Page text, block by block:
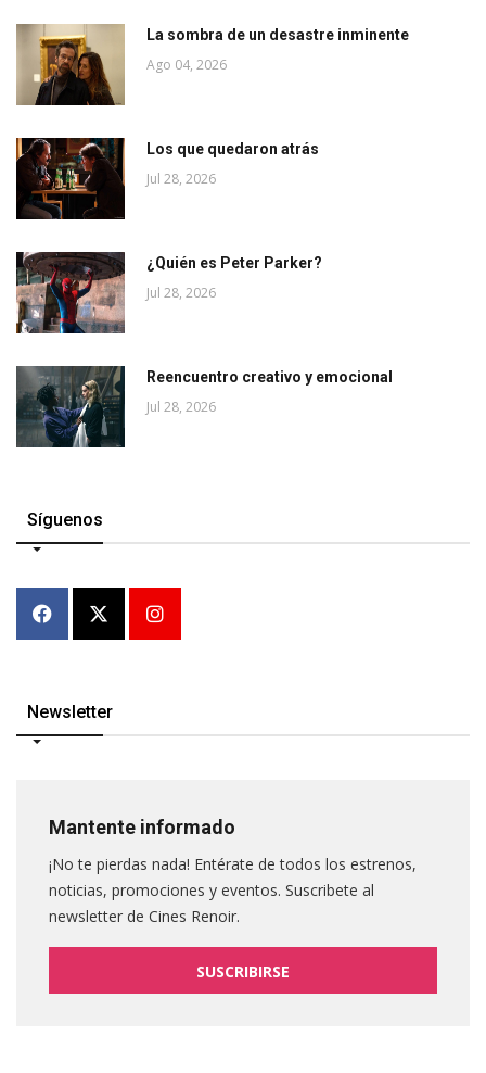
La sombra de un desastre inminente
Ago 04, 2026
Los que quedaron atrás
Jul 28, 2026
¿Quién es Peter Parker?
Jul 28, 2026
Reencuentro creativo y emocional
Jul 28, 2026
Síguenos
Newsletter
Mantente informado
¡No te pierdas nada! Entérate de todos los estrenos,
noticias, promociones y eventos. Suscribete al
newsletter de Cines Renoir.
SUSCRIBIRSE